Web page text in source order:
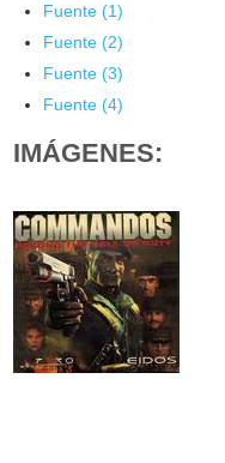
Fuente (1)
Fuente (2)
Fuente (3)
Fuente (4)
IMÁGENES: